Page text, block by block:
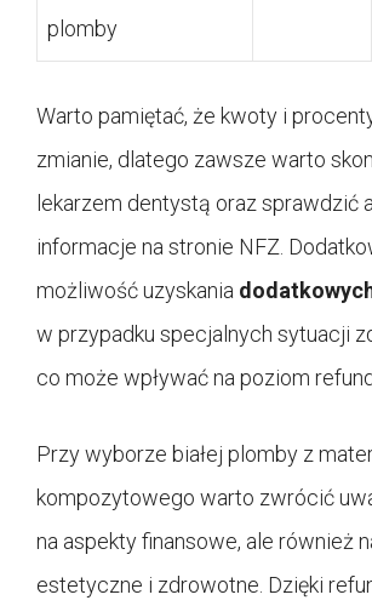
plomby
Warto pamiętać, że kwoty i
zmianie, dlatego zawsze warto
lekarzem dentystą oraz sprawdzić
informacje na stronie NFZ.
możliwość uzyskania
w przypadku specjalnych sytuacji
co może wpływać na poziom
Przy wyborze białej plomby z
kompozytowego warto zwrócić
na aspekty finansowe, ale również
estetyczne i zdrowotne. Dzięki